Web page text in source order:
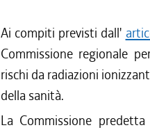
Ai compiti previsti dall'
Commissione regionale
rischi da radiazioni
della sanità.
La Commissione